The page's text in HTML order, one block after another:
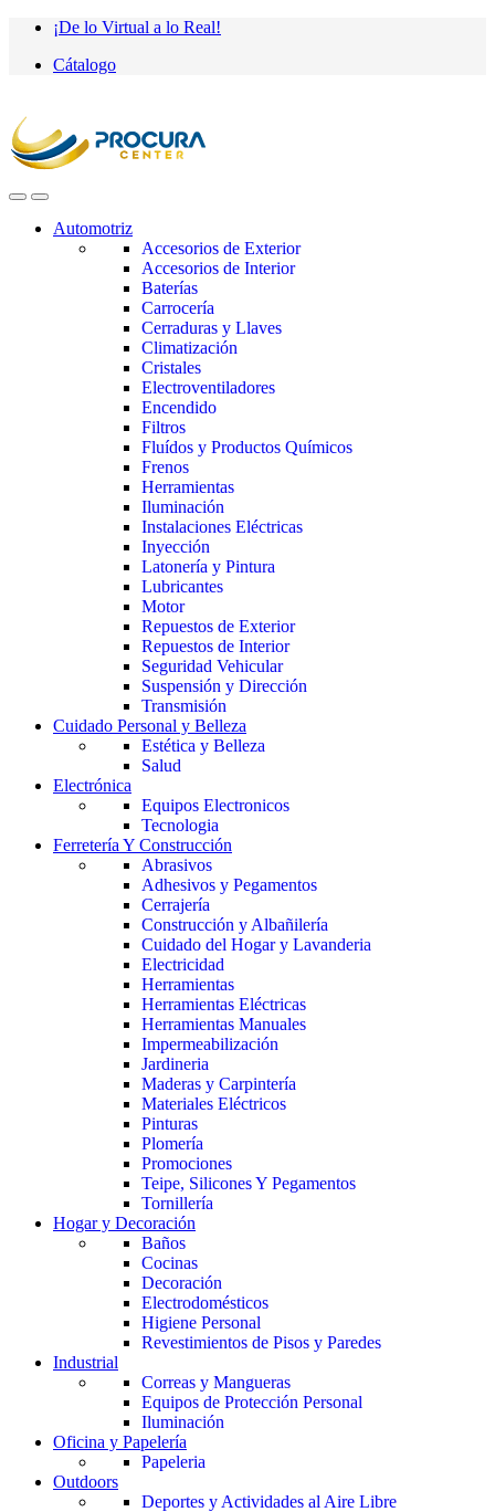
Saltar
navegación
saltar
contenido
¡De lo Virtual a lo Real!
Cátalogo
Automotriz
Accesorios de Exterior
Accesorios de Interior
Baterías
Carrocería
Cerraduras y Llaves
Climatización
Cristales
Electroventiladores
Encendido
Filtros
Fluídos y Productos Químicos
Frenos
Herramientas
Iluminación
Instalaciones Eléctricas
Inyección
Latonería y Pintura
Lubricantes
Motor
Repuestos de Exterior
Repuestos de Interior
Seguridad Vehicular
Suspensión y Dirección
Transmisión
Cuidado Personal y Belleza
Estética y Belleza
Salud
Electrónica
Equipos Electronicos
Tecnologia
Ferretería Y Construcción
Abrasivos
Adhesivos y Pegamentos
Cerrajería
Construcción y Albañilería
Cuidado del Hogar y Lavanderia
Electricidad
Herramientas
Herramientas Eléctricas
Herramientas Manuales
Impermeabilización
Jardineria
Maderas y Carpintería
Materiales Eléctricos
Pinturas
Plomería
Promociones
Teipe, Silicones Y Pegamentos
Tornillería
Hogar y Decoración
Baños
Cocinas
Decoración
Electrodomésticos
Higiene Personal
Revestimientos de Pisos y Paredes
Industrial
Correas y Mangueras
Equipos de Protección Personal
Iluminación
Oficina y Papelería
Papeleria
Outdoors
Deportes y Actividades al Aire Libre